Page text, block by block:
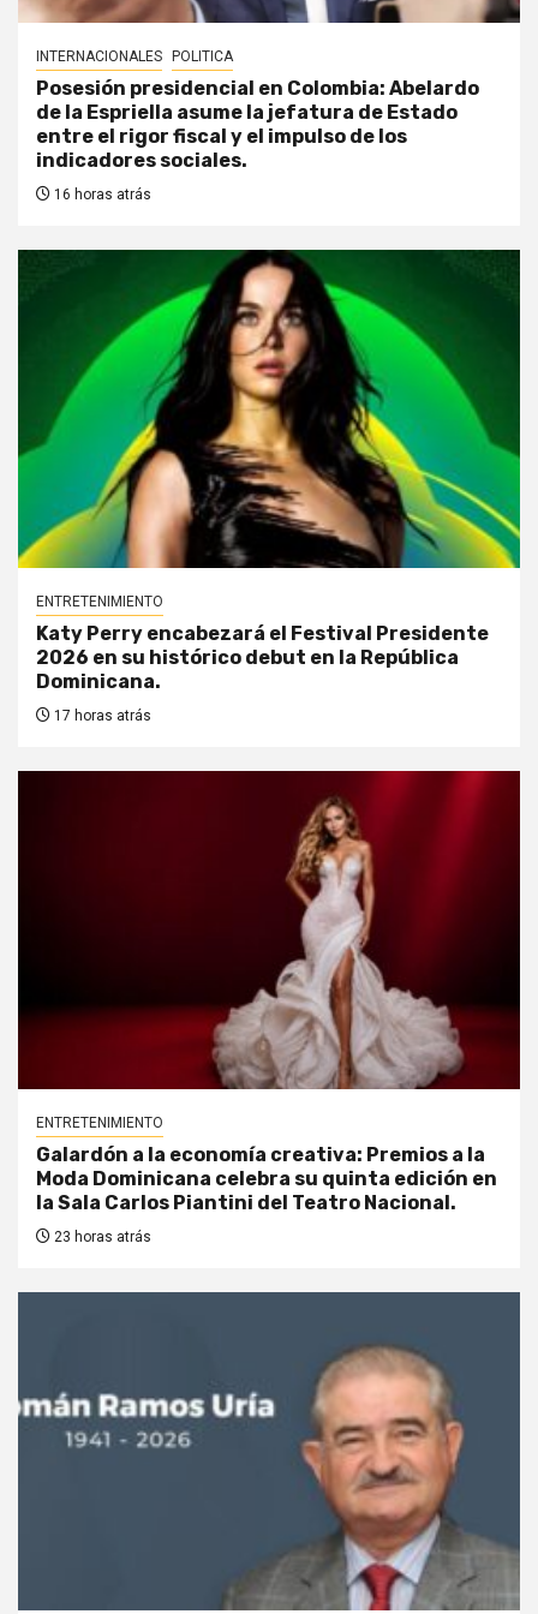
INTERNACIONALES POLITICA
Posesión presidencial en Colombia: Abelardo
de la Espriella asume la jefatura de Estado
entre el rigor fiscal y el impulso de los
indicadores sociales.
16 horas atrás
ENTRETENIMIENTO
Katy Perry encabezará el Festival Presidente
2026 en su histórico debut en la República
Dominicana.
17 horas atrás
ENTRETENIMIENTO
Galardón a la economía creativa: Premios a la
Moda Dominicana celebra su quinta edición en
la Sala Carlos Piantini del Teatro Nacional.
23 horas atrás